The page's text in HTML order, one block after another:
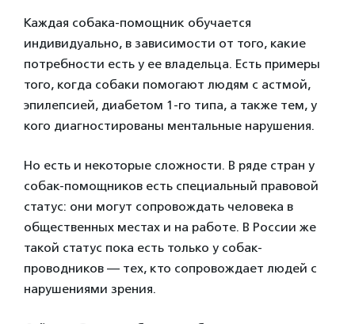
Каждая собака-помощник обучается
индивидуально, в зависимости от того, какие
потребности есть у ее владельца. Есть примеры
того, когда собаки помогают людям с астмой,
эпилепсией, диабетом 1-го типа, а также тем, у
кого диагностированы ментальные нарушения.
Но есть и некоторые сложности. В ряде стран у
собак-помощников есть специальный правовой
статус: они могут сопровождать человека в
общественных местах и на работе. В России же
такой статус пока есть только у собак-
проводников — тех, кто сопровождает людей с
нарушениями зрения.